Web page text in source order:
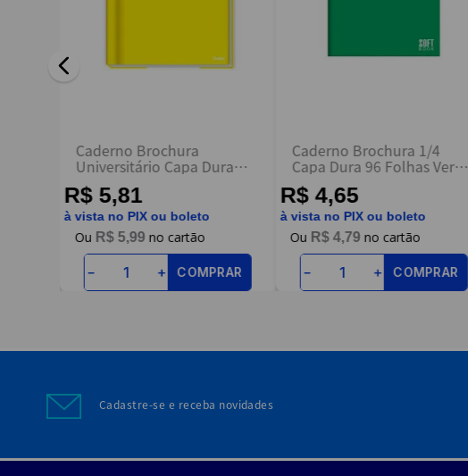
ENVIAR AVALIAÇÃO
Caderno Brochura
Universitário Capa Dura
48fl Amarelo Lift - Credeal
R$ 5,81
à vista no PIX ou boleto
R$ 5,99
＋
－ COMPRAR
Caderno Brochura 1/4
Capa Dura 96 Folhas Verde
- Nova Cadernos
R$ 4,65
à vista no PIX ou boleto
R$ 4,79
＋
－ COMPRAR
Cadastre-se e receba novidades